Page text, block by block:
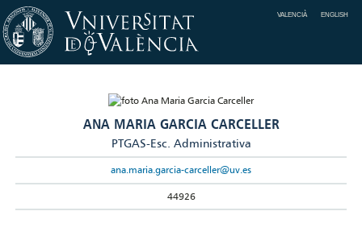
VALENCIÀ ENGLISH
ANA MARIA GARCIA CARCELLER
PTGAS-Esc. Administrativa
ana.maria.garcia-carceller@uv.es
44926